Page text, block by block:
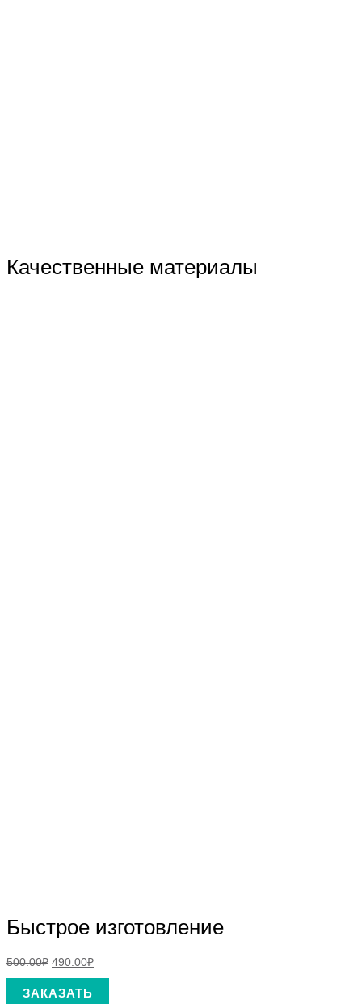
Качественные материалы
Быстрое изготовление
500.00₽ 490.00₽
ЗАКАЗАТЬ